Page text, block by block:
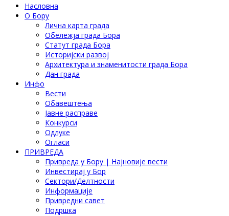
Насловна
О Бору
Лична карта града
Обележја града Бора
Статут града Бора
Историјски развој
Архитектура и знаменитости града Бора
Дан града
Инфо
Вести
Обавештења
Јавне расправе
Конкурси
Одлуке
Огласи
ПРИВРЕДА
Привреда у Бору | Најновије вести
Инвестирај у Бор
Сектори/Делтности
Информације
Привредни савет
Подршка